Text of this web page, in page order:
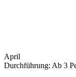
April
Durchführung: Ab 3